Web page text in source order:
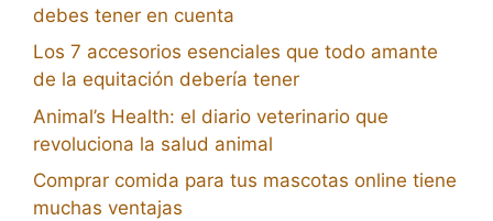
debes tener en cuenta
Los 7 accesorios esenciales que todo amante
de la equitación debería tener
Animal’s Health: el diario veterinario que
revoluciona la salud animal
Comprar comida para tus mascotas online tiene
muchas ventajas